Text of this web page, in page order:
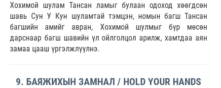
Хохимой шулам Тансан ламыг булаан одоход хөөгдсөн
шавь Сун У Кун шуламтай тэмцэн, номын багш Тансан
багшийн амийг авран, Хохимой шулмыг бүр мөсөн
дарснаар багш шавийн үл ойлголцол арилж, хамтдаа аян
замаа цааш үргэлжлүүлнэ.
9. БАЯЖИХЫН ЗАМНАЛ / HOLD YOUR HANDS